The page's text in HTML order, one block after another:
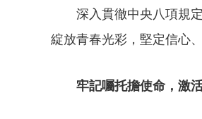
深入貫徹中央八項規
綻放青春光彩，堅定信心
牢記囑托擔使命，激